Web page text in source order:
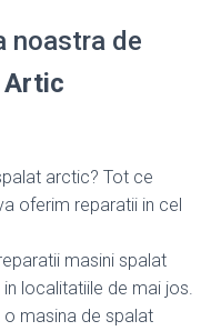
noastra de
Artic
arctic? Tot ce
oferim reparatii in cel
masini spalat
in localitatiile de mai jos.
masina de spalat